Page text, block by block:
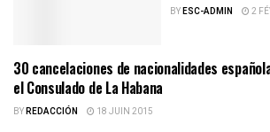
BYESC-ADMIN 2
BECAS, AYUDAS, SUBVENCIONES
30 cancelaciones de nacionalidades
el Consulado de La Habana
BYREDACCIÓN 18 JUIN 2015